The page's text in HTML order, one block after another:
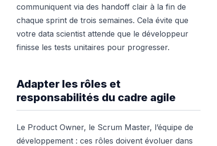
communiquent via des handoff clair à la fin de
chaque sprint de trois semaines. Cela évite que
votre data scientist attende que le développeur
finisse les tests unitaires pour progresser.
Adapter les rôles et
responsabilités du cadre agile
Le Product Owner, le Scrum Master, l’équipe de
développement : ces rôles doivent évoluer dans